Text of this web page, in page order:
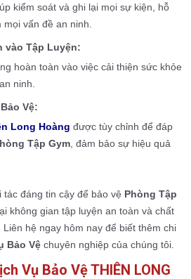
kiểm soát và ghi lại mọi sự kiện, hỗ
vấn đề an ninh.
vào Tập Luyện:
hoàn toàn vào việc cải thiện sức khỏe
ninh.
Vệ:
Long Hoàng được tùy chỉnh để đáp
Tập Gym , đảm bảo sự hiệu quả
tác đáng tin cậy để bảo vệ Phòng Tập
không gian tập luyện an toàn và chất
hệ ngay hôm nay để biết thêm chi
Bảo Vệ chuyên nghiệp của chúng tôi.
Vụ Bảo Vệ THIÊN LONG